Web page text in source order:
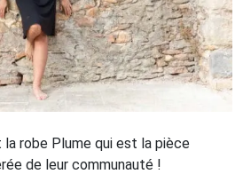
la robe Plume qui est la pièce
de leur communauté !